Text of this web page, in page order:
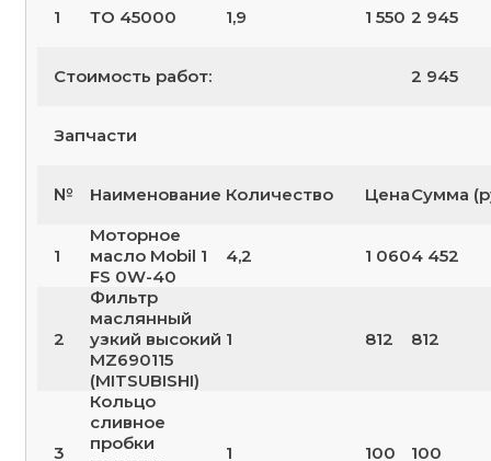
1 ТО 45000 1,9 1 550 2 945
Стоимость работ: 2 945
Запчасти
№ Наименование Количество ЦенаСумма
1
Моторное
масло Mobil 1
FS 0W-40
4,2 1 0604 452
2
Фильтр
маслянный
узкий высокий
MZ690115
(MITSUBISHI)
1 812 812
3
Кольцо
сливное
пробки
1 100 100